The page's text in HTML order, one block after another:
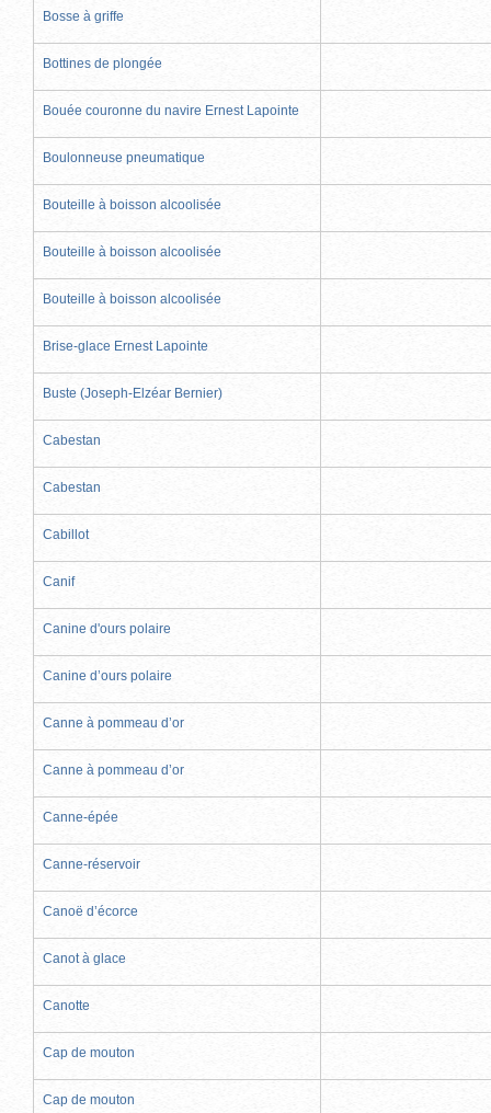
Bosse à griffe
Bottines de plongée
Bouée couronne du navire Ernest Lapointe
Boulonneuse pneumatique
Bouteille à boisson alcoolisée
Bouteille à boisson alcoolisée
Bouteille à boisson alcoolisée
Brise-glace Ernest Lapointe
Buste (Joseph-Elzéar Bernier)
Cabestan
Cabestan
Cabillot
Canif
Canine d'ours polaire
Canine d’ours polaire
Canne à pommeau d’or
Canne à pommeau d’or
Canne-épée
Canne-réservoir
Canoë d’écorce
Canot à glace
Canotte
Cap de mouton
Cap de mouton